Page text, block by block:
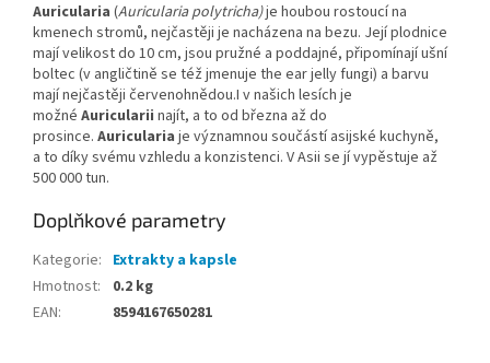
Auricularia (Auricularia polytricha)je houbou rostoucí na
kmenech stromů, nejčastěji je nacházena na bezu. Její plodnice
mají velikost do 10 cm, jsou pružné a poddajné, připomínají ušní
boltec (v angličtině se též jmenuje the ear jelly fungi) a barvu
mají nejčastěji červenohnědou.I v našich lesích je
možné Auricularii najít, a to od března až do
prosince. Auricularia je významnou součástí asijské kuchyně,
a to díky svému vzhledu a konzistenci. V Asii se jí vypěstuje až
500 000 tun.
Doplňkové parametry
Kategorie: Extrakty a kapsle
Hmotnost:
0.2 kg
EAN: 8594167650281